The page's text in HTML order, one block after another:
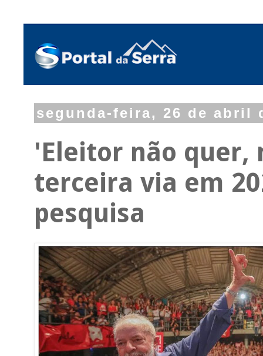
segunda-feira, 26 de abril
'Eleitor não quer,
terceira via em
pesquisa